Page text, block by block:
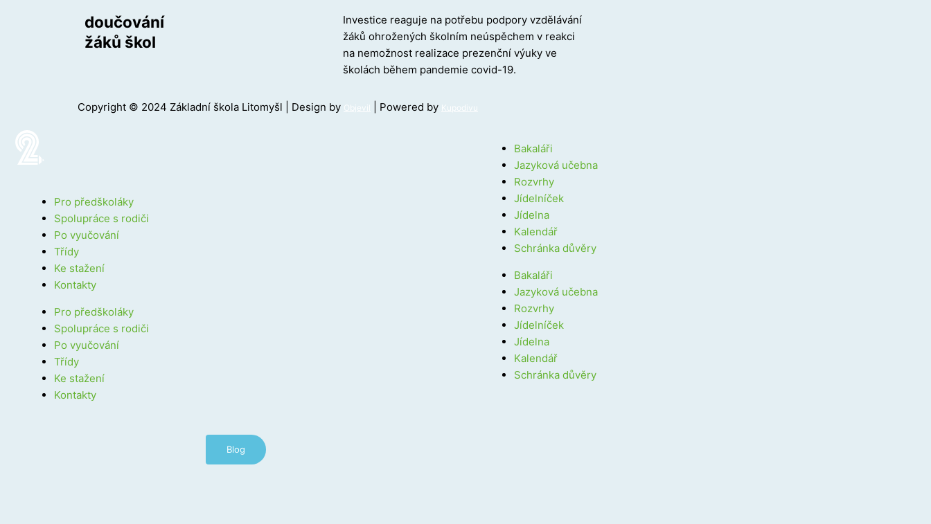
doučování
žáků škol
Investice reaguje na potřebu podpory vzdělávání
žáků ohrožených školním neúspěchem v reakci
na nemožnost realizace prezenční výuky ve
školách během pandemie covid-19.
Copyright © 2024 Základní škola Litomyšl | Design by Objevil | Powered by Kupodivu
Pro předškoláky
Spolupráce s rodiči
Po vyučování
Třídy
Ke stažení
Kontakty
Pro předškoláky
Spolupráce s rodiči
Po vyučování
Třídy
Ke stažení
Kontakty
Blog
Bakaláři
Jazyková učebna
Rozvrhy
Jídelníček
Jídelna
Kalendář
Schránka důvěry
Bakaláři
Jazyková učebna
Rozvrhy
Jídelníček
Jídelna
Kalendář
Schránka důvěry